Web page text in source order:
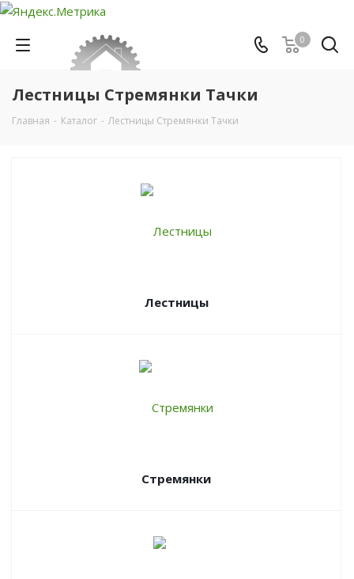
0
Лестницы Стремянки Тачки
Главная - Каталог - Лестницы Стремянки Тачки
Лестницы
Стремянки